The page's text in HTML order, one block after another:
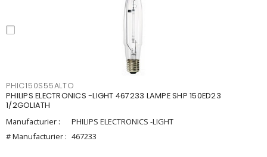
PHIC150S55ALTO
PHILIPS ELECTRONICS -LIGHT 467233 LAMPE SHP 150ED23
1/2GOLIATH
Manufacturier :
PHILIPS ELECTRONICS -LIGHT
# Manufacturier : 467233